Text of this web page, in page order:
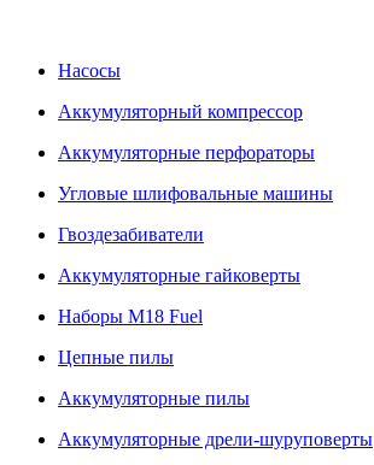
Насосы
Аккумуляторный компрессор
Аккумуляторные перфораторы
Угловые шлифовальные машины
Гвоздезабиватели
Аккумуляторные гайковерты
Наборы M18 Fuel
Цепные пилы
Аккумуляторные пилы
Аккумуляторные дрели-шуруповерты